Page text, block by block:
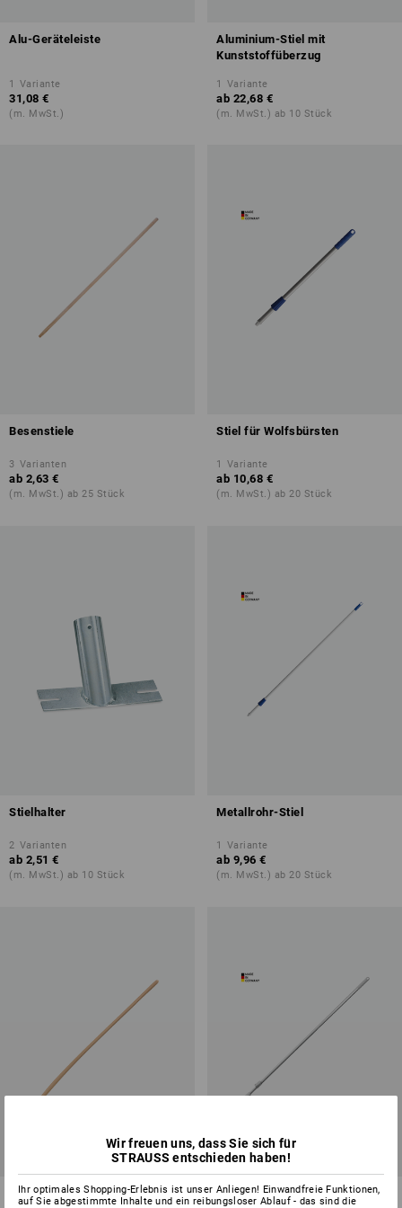
Alu-Geräteleiste
1 Variante
31,08 €
(m. MwSt.)
Aluminium-Stiel mit
Kunststoffüberzug
1 Variante
ab 22,68 €
(m. MwSt.) ab 10 Stück
Besenstiele
3 Varianten
ab 2,63 €
(m. MwSt.) ab 25 Stück
Stiel für Wolfsbürsten
1 Variante
ab 10,68 €
(m. MwSt.) ab 20 Stück
Stielhalter
2 Varianten
ab 2,51 €
(m. MwSt.) ab 10 Stück
Metallrohr-Stiel
1 Variante
ab 9,96 €
(m. MwSt.) ab 20 Stück
Schaufelstiele Teleskop-Stiel
Wir freuen uns, dass Sie sich für
STRAUSS entschieden haben!
Ihr optimales Shopping-Erlebnis ist unser Anliegen! Einwandfreie Funktionen,
auf Sie abgestimmte Inhalte und ein reibungsloser Ablauf - das sind die